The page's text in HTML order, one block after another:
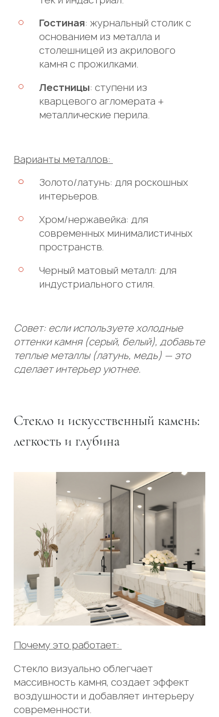
Гостиная: журнальный столик с
основанием из металла и
столешницей из акрилового
камня с прожилками.
Лестницы: ступени из
кварцевого агломерата +
металлические перила.
Варианты металлов:
Золото/латунь: для роскошных
интерьеров.
Хром/нержавейка: для
современных минималистичных
пространств.
Черный матовый металл: для
индустриального стиля.
Совет: если используете холодные
оттенки камня (серый, белый), добавьте
теплые металлы (латунь, медь) — это
сделает интерьер уютнее.
Стекло и искусственный камень:
легкость и глубина
Почему это работает:
Стекло визуально облегчает
массивность камня, создает эффект
воздушности и добавляет интерьеру
современности.